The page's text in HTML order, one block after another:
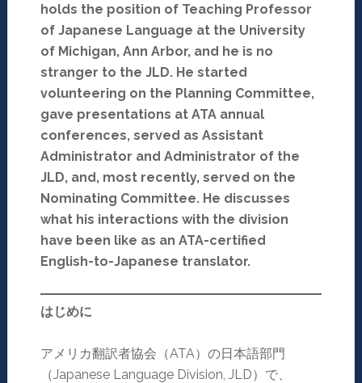
holds the position of Teaching Professor
of Japanese Language at the University
of Michigan, Ann Arbor, and he is no
stranger to the JLD. He started
volunteering on the Planning Committee,
gave presentations at ATA annual
conferences, served as Assistant
Administrator and Administrator of the
JLD, and, most recently, served on the
Nominating Committee. He discusses
what his interactions with the division
have been like as an ATA-certified
English-to-Japanese translator.
はじめに
アメリカ翻訳者協会（ATA）の日本語部門
（Japanese Language Division, JLD）で、